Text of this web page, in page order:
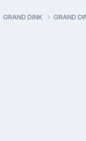
GRAND DINK GRAND